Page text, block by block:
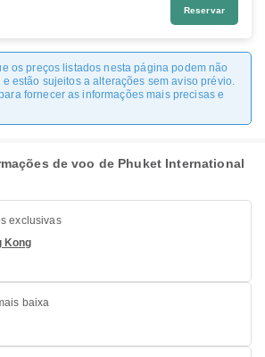
Reservar
os preços listados nesta página podem não
estão sujeitos a alterações sem aviso prévio.
fornecer as informações mais precisas e
de voo de Phuket International
exclusivas
Kong
baixa